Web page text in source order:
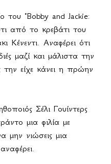
του "Bobby and Jackie:
από το κρεβάτι του
Αναφέρει ότι
μαζί και μάλιστα την
είχε κάνει η πρώην
Σέλι Γουίντερς
μια φιλία με
μην νιώσεις μια